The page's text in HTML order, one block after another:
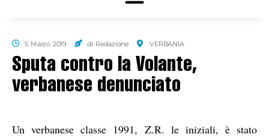
5 Marzo 2019 di Redazione VERBANIA
Sputa contro la Volante,
verbanese denunciato
Un verbanese classe 1991, Z.R. le iniziali, è stato